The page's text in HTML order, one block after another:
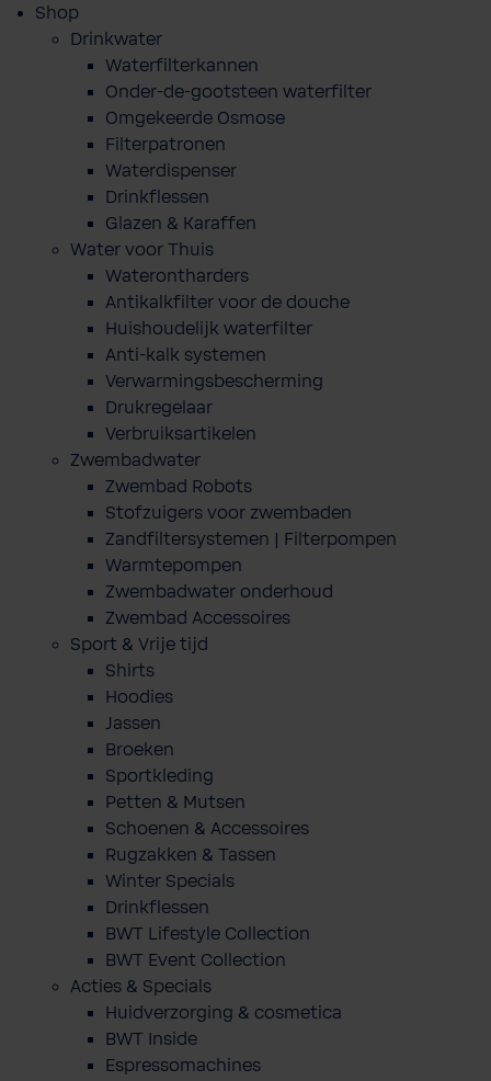
Shop
Drinkwater
Waterfilterkannen
Onder-de-gootsteen waterfilter
Omgekeerde Osmose
Filterpatronen
Waterdispenser
Drinkflessen
Glazen & Karaffen
Water voor Thuis
Waterontharders
Antikalkfilter voor de douche
Huishoudelijk waterfilter
Anti-kalk systemen
Verwarmingsbescherming
Drukregelaar
Verbruiksartikelen
Zwembadwater
Zwembad Robots
Stofzuigers voor zwembaden
Zandfiltersystemen | Filterpompen
Warmtepompen
Zwembadwater onderhoud
Zwembad Accessoires
Sport & Vrije tijd
Shirts
Hoodies
Jassen
Broeken
Sportkleding
Petten & Mutsen
Schoenen & Accessoires
Rugzakken & Tassen
Winter Specials
Drinkflessen
BWT Lifestyle Collection
BWT Event Collection
Acties & Specials
Huidverzorging & cosmetica
BWT Inside
Espressomachines